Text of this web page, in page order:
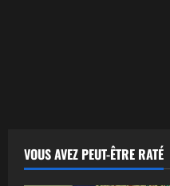
VOUS AVEZ PEUT-ÊTRE RATÉ